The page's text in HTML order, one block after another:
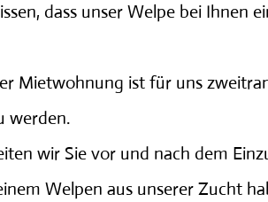
dass unser Welpe bei Ihnen
Mietwohnung ist für uns
werden.
wir Sie vor und nach dem
Welpen aus unserer Zucht